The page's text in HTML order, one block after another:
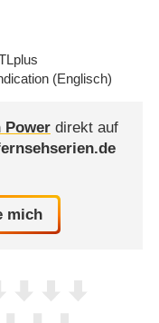
(Englisch)
Powerdirekt auf
mich